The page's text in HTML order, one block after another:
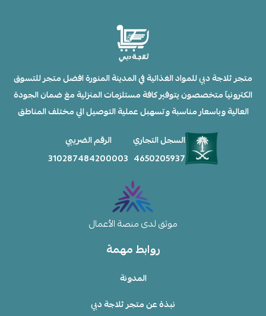
روابط مهمة
المدونة
نبذة عن متجر ثلاجة دبي
متجر ثلاجة دبي للمواد الغذائية في المدينة المنورة افضل متجر للتسوق
الكترونيآ متخصصون يتوفير كافة مستلزمات المنزلية مغ ضمان الجودة
العالية وباسعار مناسبة وتسهبل عملية التوصيل الي مختلف المناطق
السجل التجاري
4650205937
الرقم الضريبي
310287484200003
موثق لدى منصة الأعمال